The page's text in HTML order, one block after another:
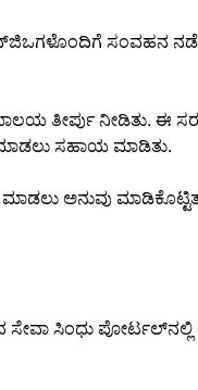
ಸಂವಹನ
ತೀರ್ಪು ನೀಡಿತು. ಈ
ಮಾಡಲು ಸಹಾಯ ಮಾಡಿತು.
ಅನುವು
ಸೇವಾ ಸಿಂಧು